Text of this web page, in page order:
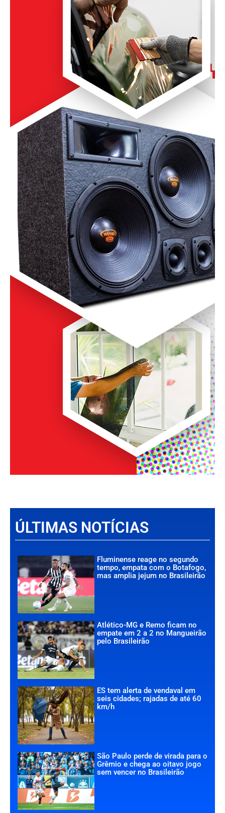
ÚLTIMAS NOTÍCIAS
Fluminense reage no segundo
tempo, empata com o Botafogo,
mas amplia jejum no Brasileirão
Atlético-MG e Remo ficam no
empate em 2 a 2 no Mangueirão
pelo Brasileirão
ES tem alerta de vendaval em
seis cidades; rajadas de até 60
km/h
São Paulo perde de virada para o
Grêmio e chega ao oitavo jogo
sem vencer no Brasileirão